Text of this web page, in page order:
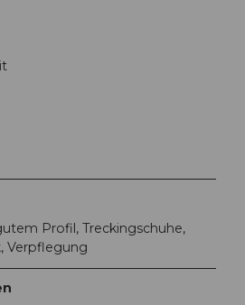
Profil, Treckingschuhe,
Verpflegung